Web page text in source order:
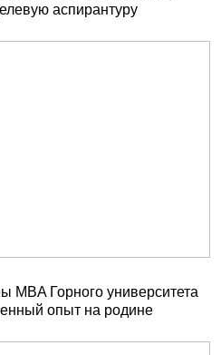
аспирантуру
MBA Горного университета
опыт на родине